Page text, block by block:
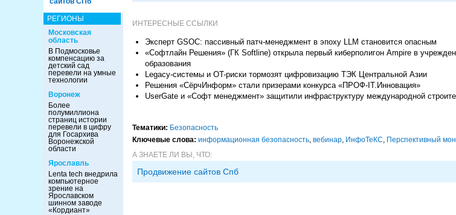
РЕГИОНЫ
Московская
область
В Подмосковье
компенсацию за
детский сад
перевели на умные
технологии
Воронеж
Более
полумиллиона
страниц истории
перевели в цифру
для Госархива
Воронежской
области
Ярославль
Lenta tech внедрила
компьютерное
зрение на
Ярославском
шинном заводе
«Кордиант»
ИНТЕРЕСНЫЕ ССЫЛКИ
Эксперт GSOC: пассивный патч-менеджмент в эпоху LLM становится опасным
«Софтлайн Решения» (ГК Softline) открыла первый киберполигон Ampire в
образования
Legacy-системы и OT-риски тормозят цифровизацию ТЭК Центральной Азии
Решения «СёрчИнформ» стали призерами конкурса «ПРОФ-IT.Инновация»
UserGate и «Софт менеджмент» защитили инфраструктуру международной
Тематики: Безопасность
Ключевые слова: информационная безопасность, вебинар, ИнфоТеКС, Перспективный
А ЗНАЕТЕ ЛИ ВЫ, ЧТО:
Продвижение сайтов Спб